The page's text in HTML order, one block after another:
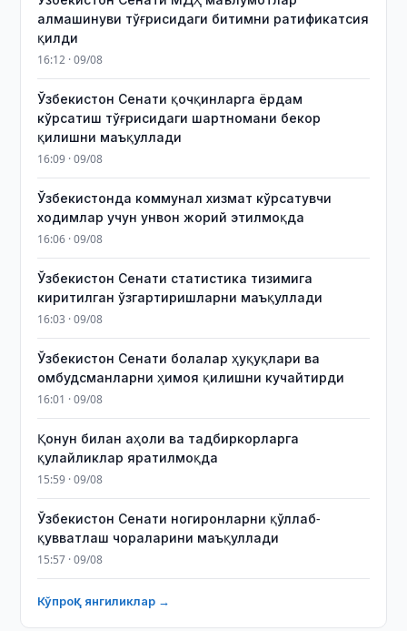
алмашинуви тўғрисидаги битимни ратификатсия
қилди
16:12 · 09/08
Ўзбекистон Сенати қочқинларга ёрдам
кўрсатиш тўғрисидаги шартномани бекор
қилишни маъқуллади
16:09 · 09/08
Ўзбекистонда коммунал хизмат кўрсатувчи
ходимлар учун унвон жорий этилмоқда
16:06 · 09/08
Ўзбекистон Сенати статистика тизимига
киритилган ўзгартиришларни маъқуллади
16:03 · 09/08
Ўзбекистон Сенати болалар ҳуқуқлари ва
омбудсманларни ҳимоя қилишни кучайтирди
16:01 · 09/08
Қонун билан аҳоли ва тадбиркорларга
қулайликлар яратилмоқда
15:59 · 09/08
Ўзбекистон Сенати ногиронларни қўллаб-
қувватлаш чораларини маъқуллади
15:57 · 09/08
Кўпроқ янгиликлар →